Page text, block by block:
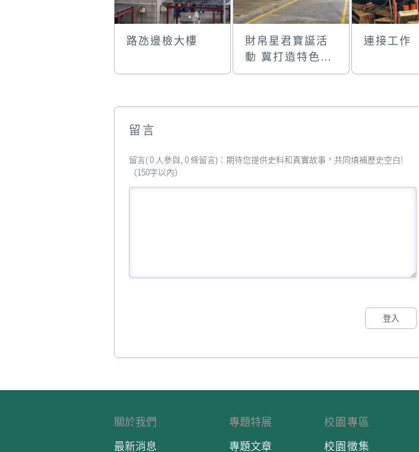
路氹邊檢大樓
財帛星君寶誕活
動 冀打造特色社
區
連接工作
留言
留言( 0 人參與, 0 條留言)：期待您提供史料和真實故事，共同填補歷史空白!
（150字以內）
登入
關於我們
最新消息
專題特展
專題文章
校園專區
校園徵集